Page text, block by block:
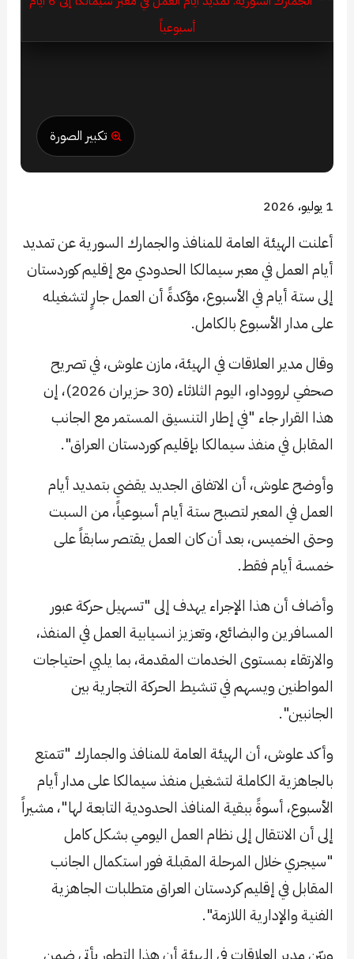
تكبير الصورة
1 يوليو، 2026
أعلنت الهيئة العامة للمنافذ والجمارك السورية عن تمديد
أيام العمل في معبر سيمالكا الحدودي مع إقليم كوردستان
إلى ستة أيام في الأسبوع، مؤكدةً أن العمل جارٍ لتشغيله
على مدار الأسبوع بالكامل.
وقال مدير العلاقات في الهيئة، مازن علوش، في تصريح
صحفي لرووداو، اليوم الثلاثاء (30 حزيران 2026)، إن
هذا القرار جاء "في إطار التنسيق المستمر مع الجانب
المقابل في منفذ سيمالكا بإقليم كوردستان العراق".
وأوضح علوش، أن الاتفاق الجديد يقضي بتمديد أيام
العمل في المعبر لتصبح ستة أيام أسبوعياً، من السبت
وحتى الخميس، بعد أن كان العمل يقتصر سابقاً على
خمسة أيام فقط.
وأضاف أن هذا الإجراء يهدف إلى "تسهيل حركة عبور
المسافرين والبضائع، وتعزيز انسيابية العمل في المنفذ،
والارتقاء بمستوى الخدمات المقدمة، بما يلبي احتياجات
المواطنين ويسهم في تنشيط الحركة التجارية بين
الجانبين".
وأكد علوش، أن الهيئة العامة للمنافذ والجمارك "تتمتع
بالجاهزية الكاملة لتشغيل منفذ سيمالكا على مدار أيام
الأسبوع، أسوةً ببقية المنافذ الحدودية التابعة لها"، مشيراً
إلى أن الانتقال إلى نظام العمل اليومي بشكل كامل
"سيجري خلال المرحلة المقبلة فور استكمال الجانب
المقابل في إقليم كردستان العراق متطلبات الجاهزية
الفنية والإدارية اللازمة".